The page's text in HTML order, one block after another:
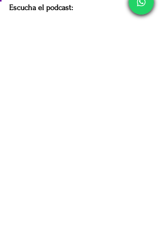
Escucha el podcast: